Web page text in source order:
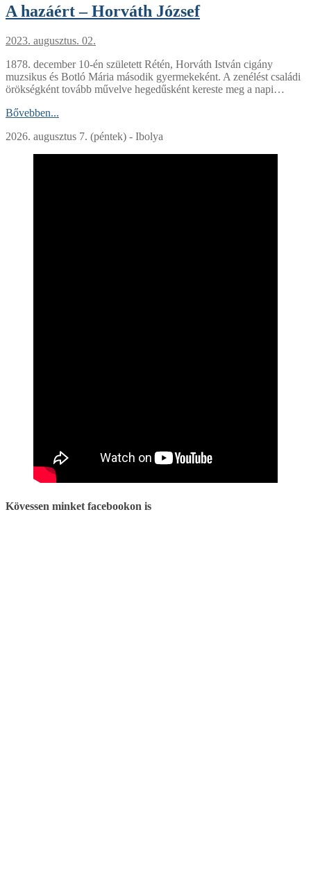
A hazáért – Horváth József
2023. augusztus. 02.
1878. december 10-én született Rétén, Horváth István cigány
muzsikus és Botló Mária második gyermekeként. A zenélést családi
örökségként tovább művelve hegedűsként kereste meg a napi…
Bővebben...
2026. augusztus 7. (péntek) - Ibolya
Kövessen minket facebookon is